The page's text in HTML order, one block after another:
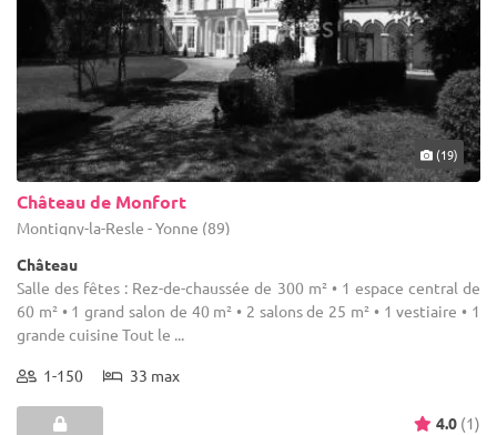
(19)
Château de Monfort
Montigny-la-Resle - Yonne (89)
Château
Salle des fêtes : Rez-de-chaussée de 300 m² • 1 espace central de
60 m² • 1 grand salon de 40 m² • 2 salons de 25 m² • 1 vestiaire • 1
grande cuisine Tout le ...
1-150 33 max
4.0 (1)